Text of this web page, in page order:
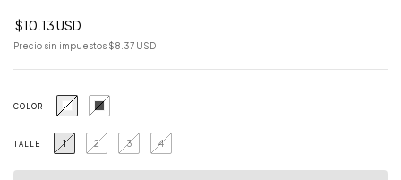
$10.13 USD
Precio sin impuestos $8.37 USD
COLOR
TALLE 1 2 3 4